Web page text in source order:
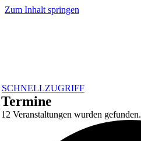
Zum Inhalt springen
SCHNELLZUGRIFF
Termine
12 Veranstaltungen wurden gefunden.